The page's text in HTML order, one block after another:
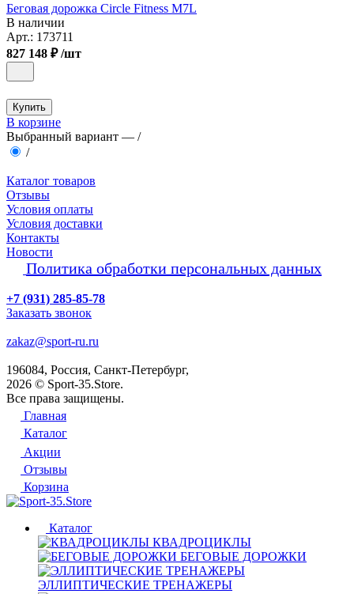
Беговая дорожка Circle Fitness M7L
В наличии
Арт.: 173711
827 148 ₽/шт
Купить
В корзине
Выбранный вариант — /
/
Каталог товаров
Отзывы
Условия оплаты
Условия доставки
Контакты
Новости
Политика обработки персональных данных
+7 (931) 285-85-78
Заказать звонок
zakaz@sport-ru.ru
196084, Россия, Санкт-Петербург,
2026 © Sport-35.Store.
Все права защищены.
Главная
Каталог
Акции
Отзывы
Корзина
Каталог
КВАДРОЦИКЛЫ
БЕГОВЫЕ ДОРОЖКИ
ЭЛЛИПТИЧЕСКИЕ ТРЕНАЖЕРЫ